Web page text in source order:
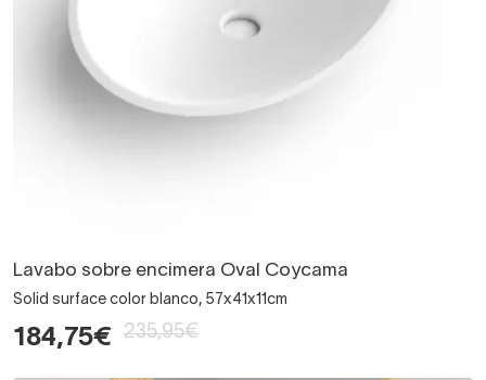
Lavabo sobre encimera Oval Coycama
Solid surface color blanco, 57x41x11cm
184,75€ 235,95€